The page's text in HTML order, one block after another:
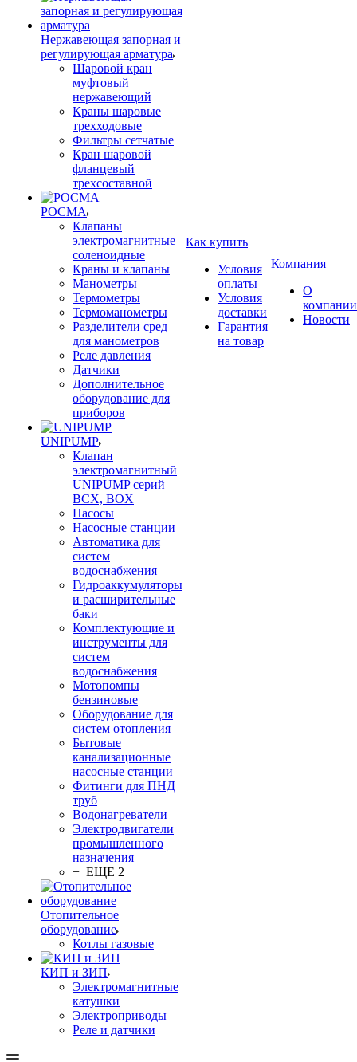
Нержавеющая запорная и
регулирующая арматура
Шаровой кран
муфтовый
нержавеющий
Краны шаровые
трехходовые
Фильтры сетчатые
Кран шаровой
фланцевый
трехсоставной
РОСМА
Клапаны
электромагнитные
соленоидные
Краны и клапаны
Манометры
Термометры
Термоманометры
Разделители сред
для манометров
Реле давления
Датчики
Дополнительное
оборудование для
приборов
UNIPUMP
Клапан
электромагнитный
UNIPUMP серий
BCX, BOX
Насосы
Насосные станции
Автоматика для
систем
водоснабжения
Гидроаккумуляторы
и расширительные
баки
Комплектующие и
инструменты для
систем
водоснабжения
Мотопомпы
бензиновые
Оборудование для
систем отопления
Бытовые
канализационные
насосные станции
Фитинги для ПНД
труб
Водонагреватели
Электродвигатели
промышленного
назначения
+ ЕЩЕ 2
Отопительное
оборудование
Котлы газовые
КИП и ЗИП
Электромагнитные
катушки
Электроприводы
Реле и датчики
Как купить
Условия
оплаты
Условия
доставки
Гарантия
на товар
Компания
О
компании
Новости